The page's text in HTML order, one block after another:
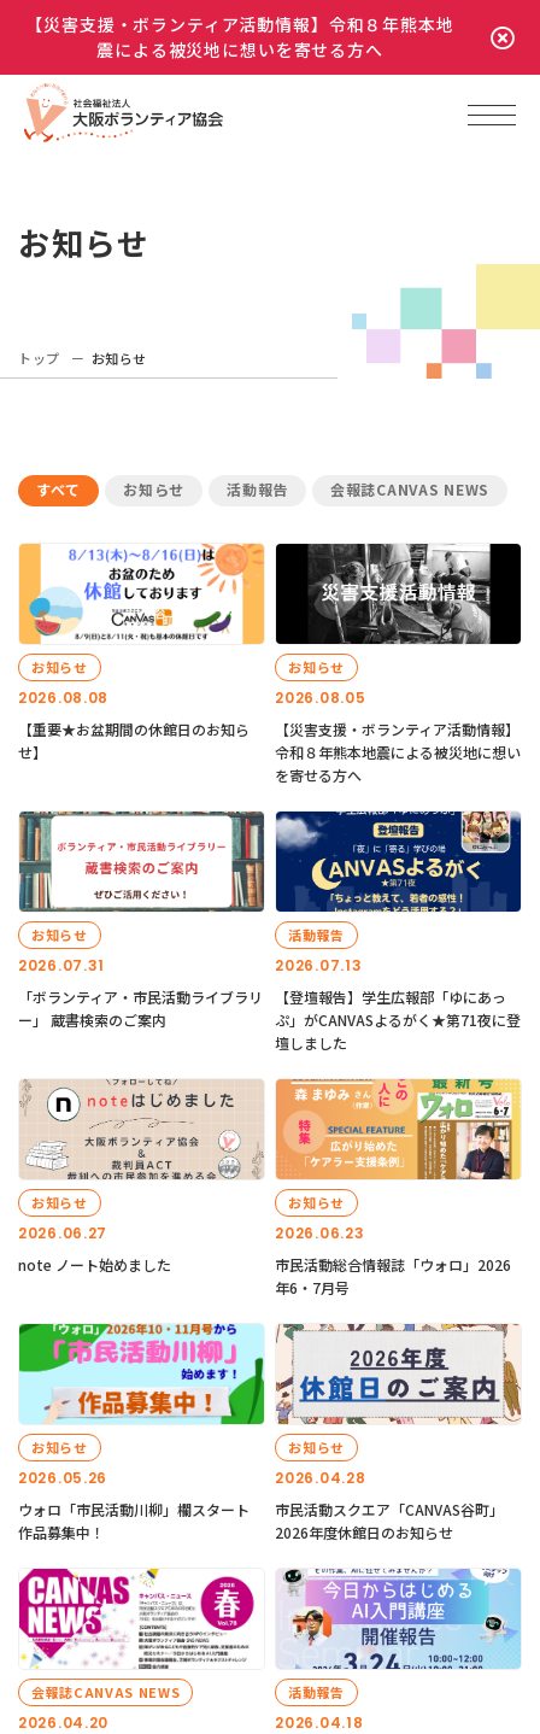
【災害支援・ボランティア活動情報】令和８年熊本地
震による被災地に想いを寄せる方へ
お知らせ
トップ お知らせ
すべて お知らせ 活動報告 会報誌CANVAS NEWS
2026.08.08
お知らせ
【重要★お盆期間の休館日のお知ら
せ】
2026.08.05
お知らせ
【災害支援・ボランティア活動情報】
令和８年熊本地震による被災地に想い
を寄せる方へ
2026.07.31
お知らせ
「ボランティア・市民活動ライブラリ
ー」 蔵書検索のご案内
2026.07.13
活動報告
【登壇報告】学生広報部「ゆにあっ
ぷ」がCANVASよるがく★第71夜に登
壇しました
2026.06.27
お知らせ
note ノート始めました
2026.06.23
お知らせ
市民活動総合情報誌「ウォロ」2026
年6・7月号
2026.05.26
お知らせ
ウォロ「市民活動川柳」欄スタート
作品募集中！
2026.04.28
お知らせ
市民活動スクエア「CANVAS谷町」
2026年度休館日のお知らせ
2026.04.20
会報誌CANVAS NEWS
2026.04.18
活動報告